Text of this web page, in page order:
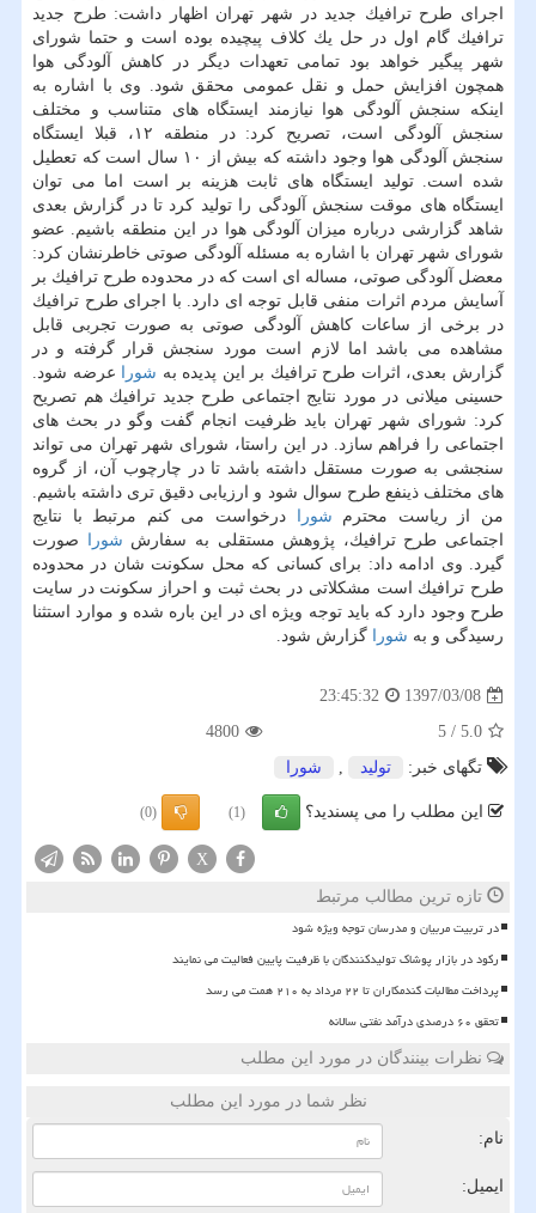
اجرای طرح ترافیك جدید در شهر تهران اظهار داشت: طرح جدید
ترافیك گام اول در حل یك كلاف پیچیده بوده است و حتما شورای
شهر پیگیر خواهد بود تمامی تعهدات دیگر در كاهش آلودگی هوا
همچون افزایش حمل و نقل عمومی محقق شود. وی با اشاره به
اینكه سنجش آلودگی هوا نیازمند ایستگاه های متناسب و مختلف
سنجش آلودگی است، تصریح كرد: در منطقه ۱۲، قبلا ایستگاه
سنجش آلودگی هوا وجود داشته كه بیش از ۱۰ سال است كه تعطیل
شده است. تولید ایستگاه های ثابت هزینه بر است اما می توان
ایستگاه های موقت سنجش آلودگی را تولید كرد تا در گزارش بعدی
شاهد گزارشی درباره میزان آلودگی هوا در این منطقه باشیم. عضو
شورای شهر تهران با اشاره به مسئله آلودگی صوتی خاطرنشان كرد:
معضل آلودگی صوتی، مساله ای است كه در محدوده طرح ترافیك بر
آسایش مردم اثرات منفی قابل توجه ای دارد. با اجرای طرح ترافیك
در برخی از ساعات كاهش آلودگی صوتی به صورت تجربی قابل
مشاهده می باشد اما لازم است مورد سنجش قرار گرفته و در
گزارش بعدی، اثرات طرح ترافیك بر این پدیده به شورا عرضه شود.
حسینی میلانی در مورد نتایج اجتماعی طرح جدید ترافیك هم تصریح
كرد: شورای شهر تهران باید ظرفیت انجام گفت وگو در بحث های
اجتماعی را فراهم سازد. در این راستا، شورای شهر تهران می تواند
سنجشی به صورت مستقل داشته باشد تا در چارچوب آن، از گروه
های مختلف ذینفع طرح سوال شود و ارزیابی دقیق تری داشته باشیم.
من از ریاست محترم شورا درخواست می كنم مرتبط با نتایج
اجتماعی طرح ترافیك، پژوهش مستقلی به سفارش شورا صورت
گیرد. وی ادامه داد: برای كسانی كه محل سكونت شان در محدوده
طرح ترافیك است مشكلاتی در بحث ثبت و احراز سكونت در سایت
طرح وجود دارد كه باید توجه ویژه ای در این باره شده و موارد استثنا
رسیدگی و به شورا گزارش شود.
1397/03/08
23:45:32
5.0
/
5
4800
تگهای خبر:
تولید , شورا
این مطلب را می پسندید؟ (1)
(0)
X
تازه ترین مطالب مرتبط
در تربیت مربیان و مدرسان توجه ویژه شود
رکود در بازار پوشاک تولیدکنندگان با ظرفیت پایین فعالیت می نمایند
پرداخت مطالبات گندمکاران تا ۲۲ مرداد به ۲۱۰ همت می رسد
تحقق ۶۰ درصدی درآمد نفتی سالانه
نظرات بینندگان در مورد این مطلب
نظر شما در مورد این مطلب
نام:
ایمیل: